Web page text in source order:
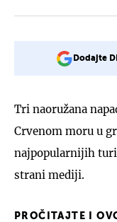
Dodajte
Tri naoružana
Crvenom moru u
najpopularnijih
strani mediji.
PROČITAJTE I